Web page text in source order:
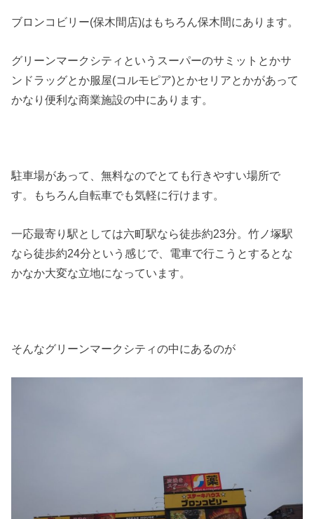
ブロンコビリー(保木間店)はもちろん保木間にあります。
グリーンマークシティというスーパーのサミットとかサ
ンドラッグとか服屋(コルモピア)とかセリアとかがあって
かなり便利な商業施設の中にあります。
駐車場があって、無料なのでとても行きやすい場所で
す。もちろん自転車でも気軽に行けます。
一応最寄り駅としては六町駅なら徒歩約23分。竹ノ塚駅
なら徒歩約24分という感じで、電車で行こうとするとな
かなか大変な立地になっています。
そんなグリーンマークシティの中にあるのが